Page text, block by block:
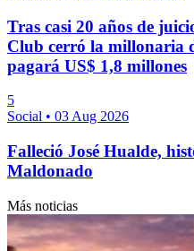
Tras casi 20 años de
Club cerró la millonaria
pagará US$ 1,8 millones
5
Social • 03 Aug 2026
Falleció José Hualde,
Maldonado
Más noticias